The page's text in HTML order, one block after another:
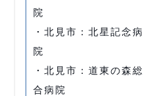
院
・北見市：北星記念病
院
・北見市：道東の森総
合病院